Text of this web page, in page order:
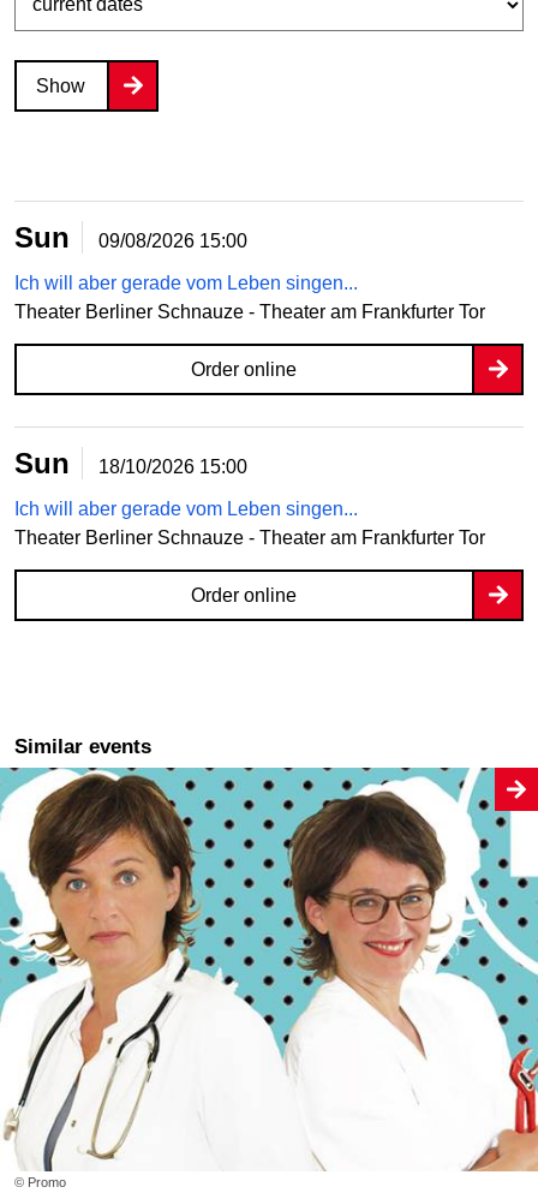
Show
Sun 09/08/2026 15:00
Ich will aber gerade vom Leben singen...
Theater Berliner Schnauze - Theater am Frankfurter Tor
Order online
Sun 18/10/2026 15:00
Ich will aber gerade vom Leben singen...
Theater Berliner Schnauze - Theater am Frankfurter Tor
Order online
Similar events
© Promo